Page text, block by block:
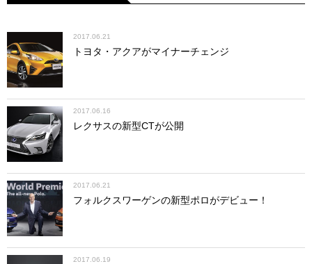
2017.06.21
トヨタ・アクアがマイナーチェンジ
2017.06.16
レクサスの新型CTが公開
2017.06.21
フォルクスワーゲンの新型ポロがデビュー！
2017.06.19